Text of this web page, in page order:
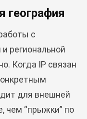
география
с
региональной
Когда IP связан
для внешней
чем “прыжки” по